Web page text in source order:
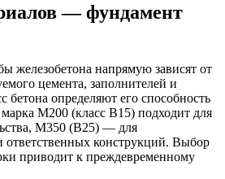
— фундамент
железобетона напрямую зависят от
цемента, заполнителей и
бетона определяют его способность
М200 (класс В15) подходит для
М350 (В25) — для
конструкций. Выбор
приводит к преждевременному